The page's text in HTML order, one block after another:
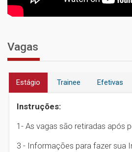
Vagas
Estágio Trainee Efetivas
Instruções:
1- As vagas são retiradas após
3 - Informações para fazer sua